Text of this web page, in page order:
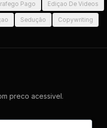
Pago Ediçao De Videos
Sedução Copywriting
preco acessivel.